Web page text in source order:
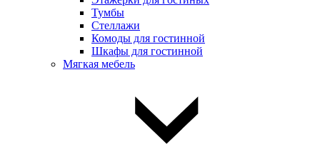
Тумбы
Стеллажи
Комоды для гостинной
Шкафы для гостинной
Мягкая мебель